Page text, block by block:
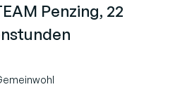
Penzing, 22